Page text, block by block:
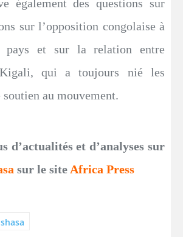
également des questions sur
sur l’opposition congolaise à
pays et sur la relation entre
qui a toujours nié les
soutien au mouvement.
d’actualités et d’analyses sur
sur le site Africa Press